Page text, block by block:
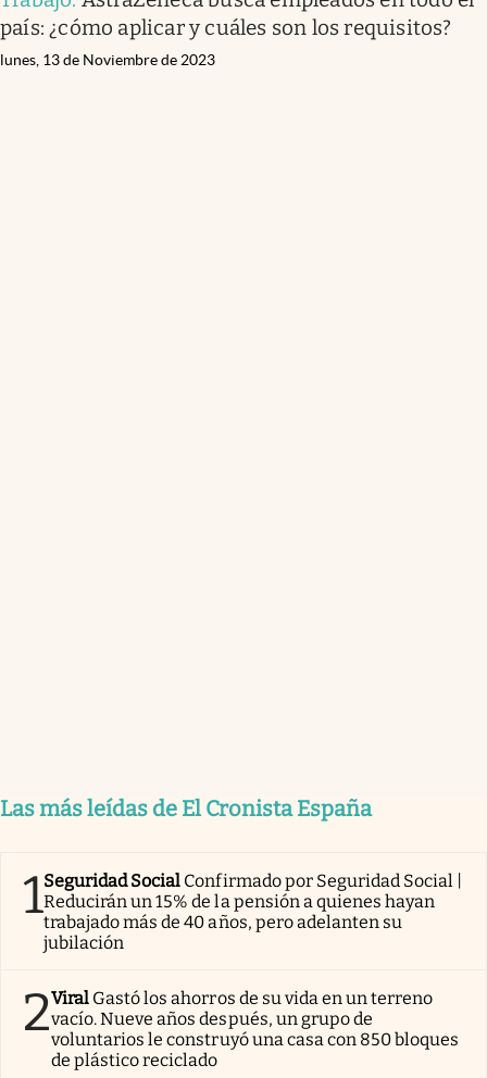
país: ¿cómo aplicar y cuáles son los requisitos?
lunes, 13 de Noviembre de 2023
Las más leídas de El Cronista España
1Seguridad Social Confirmado por Seguridad Social |
Reducirán un 15% de la pensión a quienes hayan
trabajado más de 40 años, pero adelanten su
jubilación
2Viral Gastó los ahorros de su vida en un terreno
vacío. Nueve años después, un grupo de
voluntarios le construyó una casa con 850 bloques
de plástico reciclado